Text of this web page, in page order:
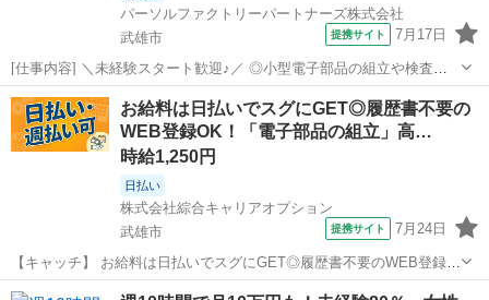
パーソルファクトリーパートナーズ株式会社
武雄市
提携サイト 7月17日
[仕事内容] ＼未経験スタート歓迎♪／ ◎小型電子部品の組立や検査、
箱詰め作業を手作業で行います！ ◎空調完備の快適な環境で、クリー
ンスーツを着用してモクモク作業♪ ◎教育期間あり！じっくり2週間学
べるので安心です☆ ◎土日...
佐賀 武雄市 工場
お給料は日払いでスグにGET◎履歴書不要の
WEB登録OK！「電子部品の組立」高…
時給1,250円
日払い
株式会社綜合キャリアオプション
武雄市
提携サイト 7月24日
【キャッチ】 お給料は日払いでスグにGET◎履歴書不要のWEB登録
OK！「電子部品の組立」高時給1250円！高橋周辺！20代～40代のス
佐賀 武雄市 工場